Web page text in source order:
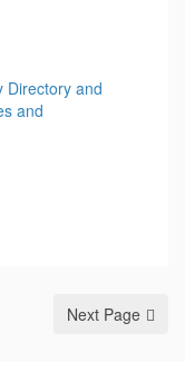
Directory and
and
Next Page